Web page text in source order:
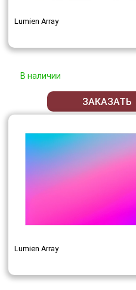
Lumien Array
В наличии
ЗАКАЗАТЬ
Lumien Array